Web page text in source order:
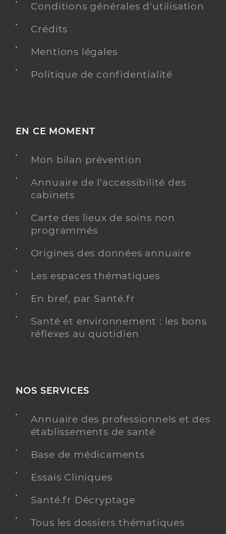
Conditions générales d'utilisation
Crédits
Mentions légales
Politique de confidentialité
EN CE MOMENT
Mon bilan prévention
Annuaire de l'accessibilité des
cabinets
Carte des lieux de soins non
programmés
Origines des données annuaire
Les espaces thématiques
En bref, par Santé.fr
Santé et environnement : les bons
réflexes au quotidien
NOS SERVICES
Annuaire des professionnels et des
établissements de santé
Base de médicaments
Essais Cliniques
Santé.fr Décryptage
Tous les dossiers thématiques